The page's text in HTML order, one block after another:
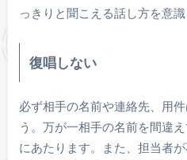
っきりと聞こえる話し方を意識
復唱しない
必ず相手の名前や連絡先、用
う。万が一相手の名前を間違
にあたります。また、担当者